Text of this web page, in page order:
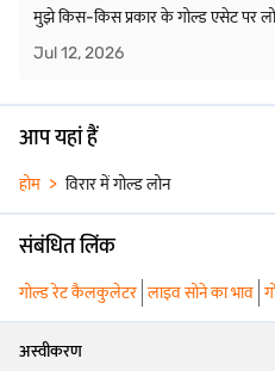
मुझे किस-किस प्रकार के गोल्ड एसेट पर
Jul 12, 2026
आप यहां हैं
होम विरार में गोल्ड लोन
संबंधित लिंक
गोल्ड रेट कैलकुलेटर लाइव सोने का भाव
अस्वीकरण